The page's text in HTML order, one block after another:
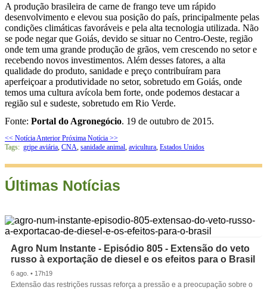
A produção brasileira de carne de frango teve um rápido
desenvolvimento e elevou sua posição do país, principalmente pelas
condições climáticas favoráveis e pela alta tecnologia utilizada. Não
se pode negar que Goiás, devido se situar no Centro-Oeste, região
onde tem uma grande produção de grãos, vem crescendo no setor e
recebendo novos investimentos. Além desses fatores, a alta
qualidade do produto, sanidade e preço contribuíram para
aperfeiçoar a produtividade no setor, sobretudo em Goiás, onde
temos uma cultura avícola bem forte, onde podemos destacar a
região sul e sudeste, sobretudo em Rio Verde.
Fonte: Portal do Agronegócio. 19 de outubro de 2015.
<< Notícia Anterior Próxima Notícia >>
Tags: gripe aviária, CNA, sanidade animal, avicultura, Estados Unidos
Últimas Notícias
Agro Num Instante - Episódio 805 - Extensão do veto
russo à exportação de diesel e os efeitos para o Brasil
6 ago. • 17h19
Extensão das restrições russas reforça a pressão e a preocupação sobre o